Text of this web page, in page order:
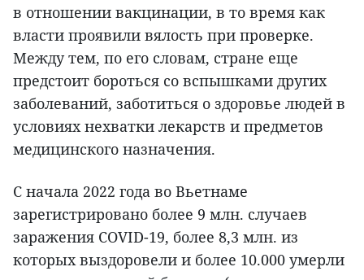
в отношении вакцинации, в то время как
власти проявили вялость при проверке.
Между тем, по его словам, стране еще
предстоит бороться со вспышками других
заболеваний, заботиться о здоровье людей в
условиях нехватки лекарств и предметов
медицинского назначения.
С начала 2022 года во Вьетнаме
зарегистрировано более 9 млн. случаев
заражения COVID-19, более 8,3 млн. из
которых выздоровели и более 10.000 умерли